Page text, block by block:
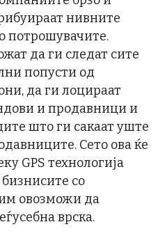
нивните
потрошувачите.
да ги следат сите
попусти од
да ги лоцираат
и продавници и
што ги сакаат уште
Сето ова ќе
GPS технологија
со
овозможи да
врска.